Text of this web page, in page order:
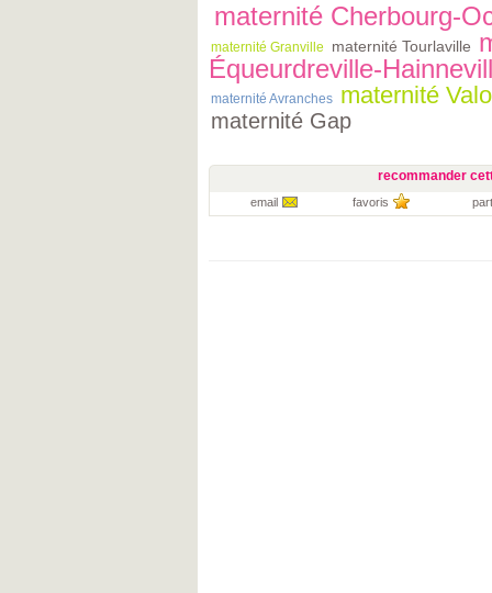
maternité Cherbourg-
maternité Granville maternité Tourlaville
Équeurdreville-
maternité Avranches maternité
maternité Gap
recommander
email favoris